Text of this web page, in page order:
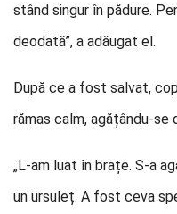
stând singur în pădure.
deodată”, a adăugat el.
După ce a fost salvat,
rămas calm, agățându-se
„L-am luat în brațe. S-a
un ursuleț. A fost ceva